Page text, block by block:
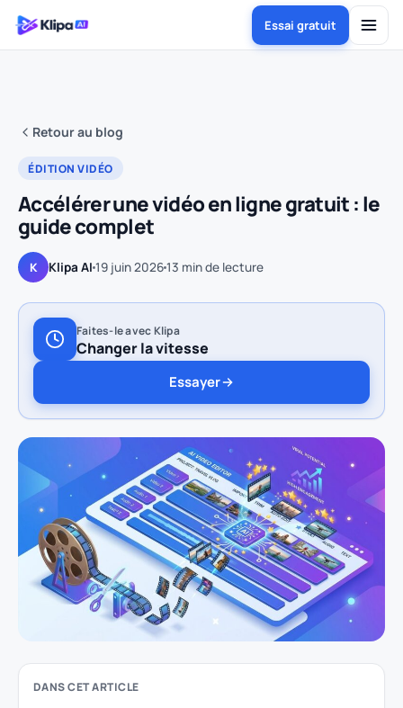
Essai gratuit
Retour au blog
ÉDITION VIDÉO
Accélérer une vidéo en ligne gratuit : le
guide complet
K Klipa AI 19 juin 202613 min de lecture
Faites-le avec Klipa
Changer la vitesse
Essayer
DANS CET ARTICLE